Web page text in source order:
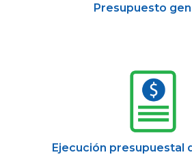
Presupuesto
Ejecución presupuestal